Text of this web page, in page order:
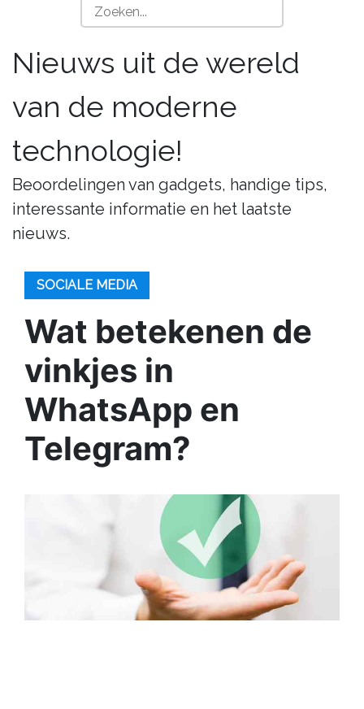
Nieuws uit de wereld
van de moderne
technologie!
Beoordelingen van gadgets, handige tips,
interessante informatie en het laatste
nieuws.
SOCIALE MEDIA
Wat betekenen de
vinkjes in
WhatsApp en
Telegram?